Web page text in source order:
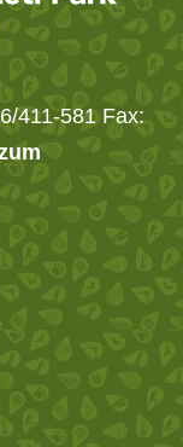
411-581 Fax: